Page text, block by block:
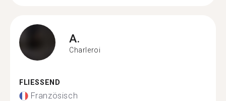
A.
Charleroi
FLIESSEND
Französisch